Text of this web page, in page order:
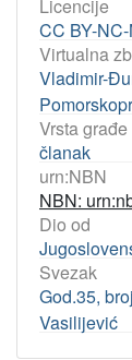
Licencije
CC BY-
Virtualna
Vladimir-
Vrsta građe
članak
urn:NBN
NBN:
Dio od
Svezak
God.35,
Vasilijević